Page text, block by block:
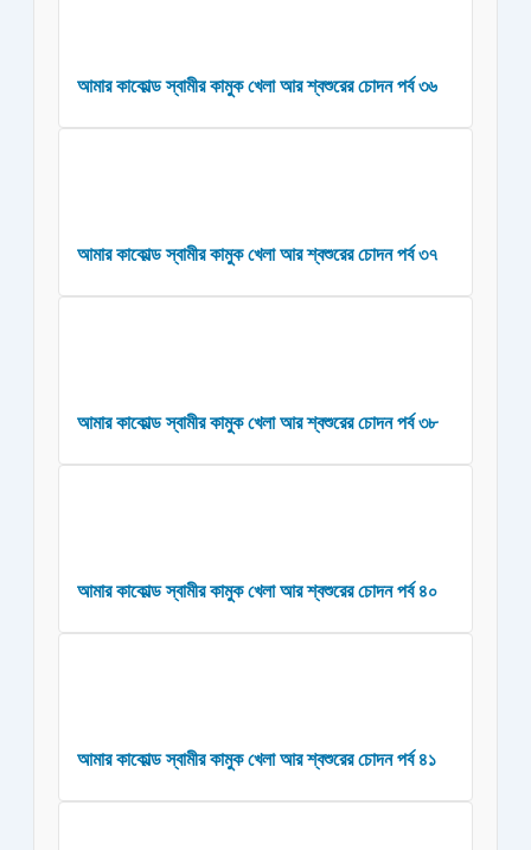
আমার কাকোল্ড স্বামীর কামুক খেলা আর শ্বশুরের চোদন পর্ব ৩৬
আমার কাকোল্ড স্বামীর কামুক খেলা আর শ্বশুরের চোদন পর্ব ৩৭
আমার কাকোল্ড স্বামীর কামুক খেলা আর শ্বশুরের চোদন পর্ব ৩৮
আমার কাকোল্ড স্বামীর কামুক খেলা আর শ্বশুরের চোদন পর্ব ৪০
আমার কাকোল্ড স্বামীর কামুক খেলা আর শ্বশুরের চোদন পর্ব ৪১